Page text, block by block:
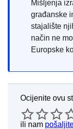
Mišljenja
građanske
stajalište
način ne
Europske
Ocijenite ovu
ili nam